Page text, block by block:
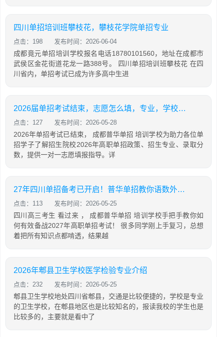
四川单招培训班攀枝花，攀枝花学院单招专业
点击：198 发布时间：2026-06-04
成都竟元单招培训学校报名电话18780101560，地址在成都市
武侯区金花街道花龙一路388号。 四川单招培训班攀枝花 在四
川省内，单招考试已成为许多高中生进
2026届单招考试结束，志愿怎么填，专业，学校怎么选？普华单招1v1志愿填报！
点击：127 发布时间：2026-05-28
2026年单招考试已结束， 成都普华单招 培训学校为助力各位单
招学子了解招生院校2026年高职单招政策、招生专业、录取分
数，提供一对一志愿填报指导。详
27年四川单招备考已开启！普华单招教你语数外，通用信息技术如何有效备考
点击：113 发布时间：2026-05-25
四川高三考生 看过来 ， 成都普华单招 培训学校手把手教你如
何有效备战2027年高职单招考试！ 很多同学刚上手复习，总想
着把所有知识点都啃透，结果越
2026年郫县卫生学校医学检验专业介绍
点击：232 发布时间：2026-05-25
郫县卫生学校地处四川省郫县，交通是比较便捷的，学校是专业
的卫生学校，在郫县地区也是比较知名的，报读我校的学生也是
比较多的，主要就是看中了